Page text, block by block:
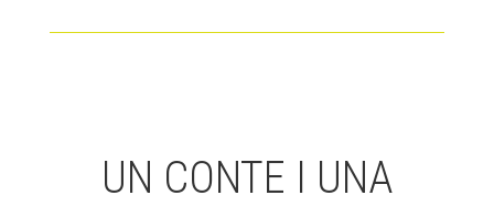
UN CONTE I UNA